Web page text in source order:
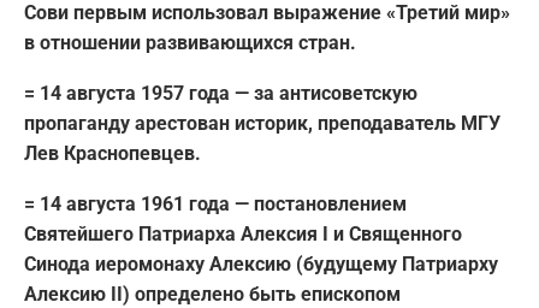
Сови первым использовал выражение «Третий мир»
в отношении развивающихся стран.
= 14 августа 1957 года — за антисоветскую
пропаганду арестован историк, преподаватель МГУ
Лев Краснопевцев.
= 14 августа 1961 года — постановлением
Святейшего Патриарха Алексия I и Священного
Синода иеромонаху Алексию (будущему Патриарху
Алексию II) определено быть епископом